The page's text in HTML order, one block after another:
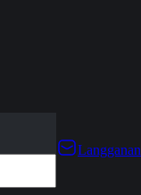
Langganan